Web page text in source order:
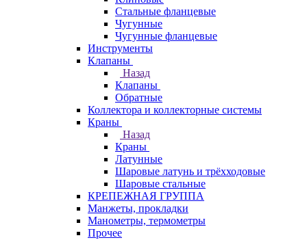
Стальные фланцевые
Чугунные
Чугунные фланцевые
Инструменты
Клапаны
Назад
Клапаны
Обратные
Коллектора и коллекторные системы
Краны
Назад
Краны
Латунные
Шаровые латунь и трёхходовые
Шаровые стальные
КРЕПЕЖНАЯ ГРУППА
Манжеты, прокладки
Манометры, термометры
Прочее